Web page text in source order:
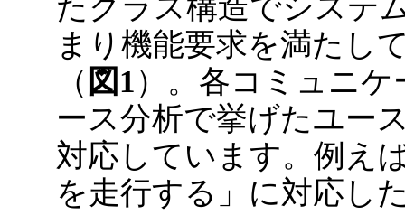
たクラス構造でシステ
まり機能要求を満たし
（ 図1）。各コミュニ
ース分析で挙げたユー
対応しています。例え
を走行する」に対応し